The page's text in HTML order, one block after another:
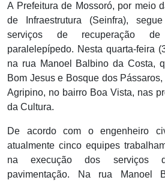
A Prefeitura de Mossoró, por meio
de Infraestrutura (Seinfra),
serviços de recuperação de
paralelepípedo. Nesta quarta-feira
na rua Manoel Balbino da Costa,
Bom Jesus e Bosque dos
Agripino, no bairro Boa Vista, nas
da Cultura.
De acordo com o engenheiro
atualmente cinco equipes
na execução dos serviços
pavimentação. Na rua Manoel